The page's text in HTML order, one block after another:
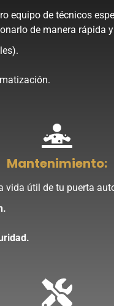
equipo de técnicos
de manera rápida
Mantenimiento:
útil de tu puerta